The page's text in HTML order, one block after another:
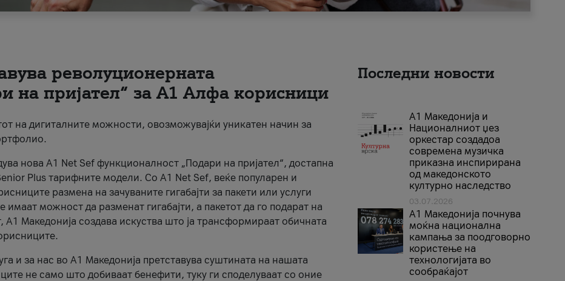
револуционерната
на пријател“ за А1 Алфа корисници
на дигиталните можности, овозможувајќи уникатен начин за
нова A1 Net Sef функционалност „Подари на пријател“, достапна
Plus тарифните модели. Со A1 Net Sef, веќе популарен и
размена на зачуваните гигабајти за пакети или услуги
можност да разменат гигабајти, а пакетот да го подарат на
Македонија создава искуства што ја трансформираат обичната
и за нас во А1 Македонија претставува суштината на нашата
не само што добиваат бенефити, туку ги споделуваат со оние
Последни новости
А1 Македонија и
Националниот џез
оркестар создадоа
современа музичка
приказна инспирирана
од македонското
културно наследство
03.07.2026
A1 Македонија почнува
моќна национална
кампања за поодговорно
користење на
технологијата во
сообраќајот